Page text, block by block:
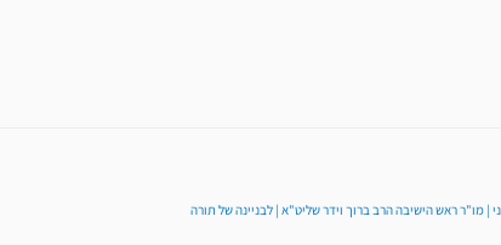
| מו"ר ראש הישיבה הרב ברוך וידר שליט"א | לבניינה של תורה